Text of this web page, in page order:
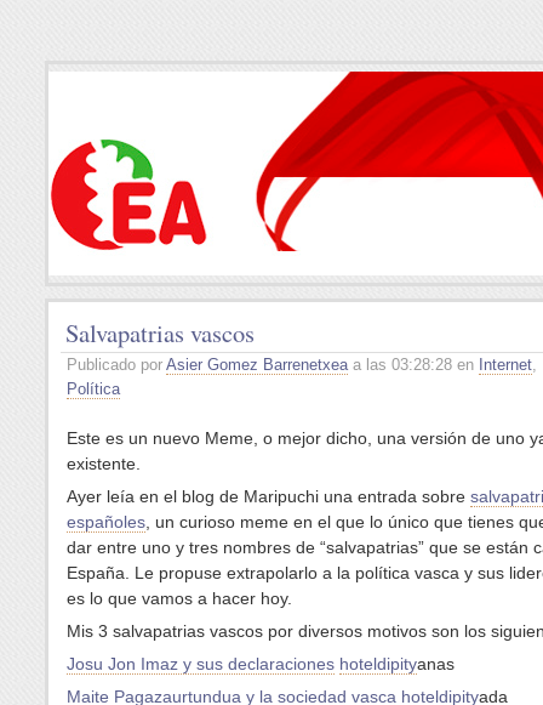
Salvapatrias vascos
Publicado por Asier Gomez Barrenetxeaa las 03:28:28 en Internet,
Política
Este es un nuevo Meme, o mejor dicho, una versión de uno
existente.
Ayer leía en el blog de Maripuchi una entrada sobre
españoles , un curioso meme en el que lo único que tienes
dar entre uno y tres nombres de “salvapatrias” que se están
España. Le propuse extrapolarlo a la política vasca y sus
es lo que vamos a hacer hoy.
Mis 3 salvapatrias vascos por diversos motivos son los
Josu Jon Imaz y sus declaraciones hoteldipityanas
Maite Pagazaurtundua y la sociedad vasca hoteldipityada